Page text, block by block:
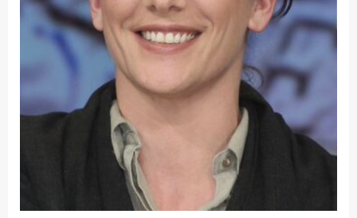
Gebäude und Technik
Gesellschaftliches
Engagement
Gleichstellungsbüro
Hochschulleitung
Hochschulplanung/-
Institut für Musik